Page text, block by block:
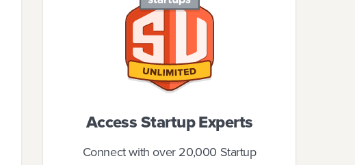
Access Startup Experts
Connect with over 20,000 Startup